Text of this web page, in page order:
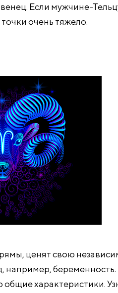
Если мужчине-
очень тяжело.
ценят свою
например,
характеристики.